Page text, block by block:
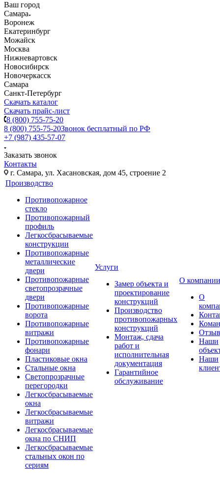
Ваш город
Самара
Воронеж
Екатеринбург
Можайск
Москва
Нижневартовск
Новосибирск
Новочеркасск
Самара
Санкт-Петербург
Скачать каталог
Скачать прайс-лист
8 (800) 755-75-20
8 (800) 755-75-20Звонок бесплатный по РФ
+7 (987) 435-57-07
Заказать звонок
Контакты
г. Самара, ул. Хасановская, дом 45, строение 2
Производство
Противопожарное
стекло
Противопожарный
профиль
Легкосбрасываемые
конструкции
Противопожарные
металлические
двери
Противопожарные
светопрозрачные
двери
Противопожарные
ворота
Противопожарные
витражи
Противопожарные
фонари
Пластиковые окна
Стальные окна
Светопрозрачные
перегородки
Легкосбрасываемые
окна
Легкосбрасываемые
витражи
Легкосбрасываемые
окна по СНИП
Легкосбрасываемые
стальных окон по
сериям
Услуги
Замер объекта и
проектирование
конструкций
Производство
противопожарных
конструкций
Монтаж, сдача
работ и
исполнительная
документация
Гарантийное
обслуживание
О компании
О
Наши
Наши